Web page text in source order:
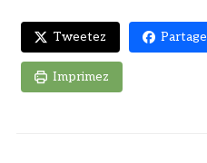
Tweetez
Imprimez